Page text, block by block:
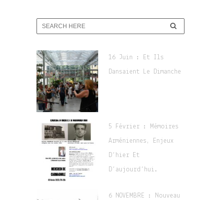
16 Juin : Et Ils
Dansaient Le Dimanche
5 Février : Mémoires
Arméniennes, Enjeux
D’hier Et
D’aujourd’hui.
6 NOVEMBRE : Nouveau